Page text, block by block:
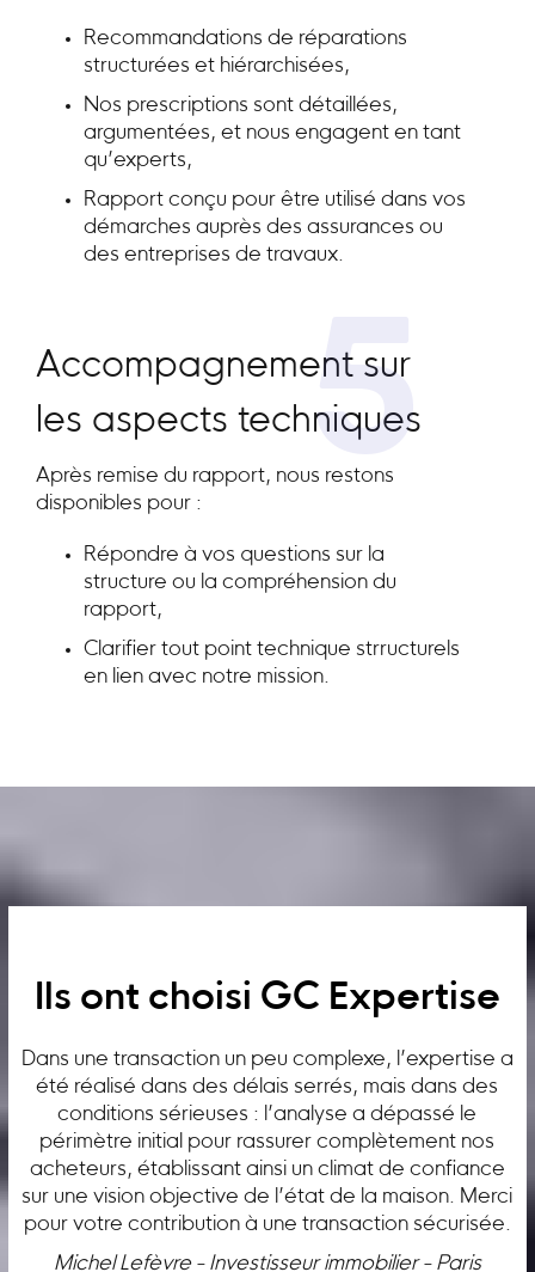
Recommandations de réparations
structurées et hiérarchisées,
Nos prescriptions sont détaillées,
argumentées, et nous engagent en tant
qu’experts,
Rapport conçu pour être utilisé dans vos
démarches auprès des assurances ou
des entreprises de travaux.
5
Accompagnement sur
les aspects techniques
Après remise du rapport, nous restons
disponibles pour :
Répondre à vos questions sur la
structure ou la compréhension du
rapport,
Clarifier tout point technique strructurels
en lien avec notre mission.
Ils ont choisi GC Expertise
Dans une transaction un peu complexe, l’expertise a
été réalisé dans des délais serrés, mais dans des
conditions sérieuses : l’analyse a dépassé le
périmètre initial pour rassurer complètement nos
acheteurs, établissant ainsi un climat de confiance
sur une vision objective de l’état de la maison. Merci
pour votre contribution à une transaction sécurisée.
Michel Lefèvre - Investisseur immobilier - Paris